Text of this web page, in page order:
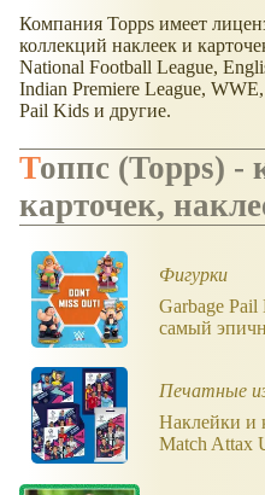
Компания Topps имеет
коллекций наклеек и
National Football League,
Indian Premiere League,
Pail Kids и другие.
Топпс (Topps) - коллекции
карточек,
Фигурки
Garbage
самый
Печатные
Наклейки и
Match Attax